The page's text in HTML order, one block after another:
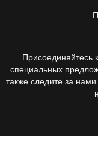
Присоединяйтесь
специальных
также следите за